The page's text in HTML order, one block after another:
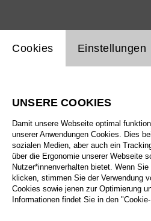
Einstellung Website Cookie
Cookies Einstellungen
UNSERE COOKIES
Damit unsere Webseite optimal
unserer Anwendungen Cookies. Dies
sozialen Medien, aber auch ein
über die Ergonomie unserer Webseite
Nutzer*innenverhalten bietet. Wenn
klicken, stimmen Sie der Verwendung
Cookies sowie jenen zur Optimierung
Informationen findet Sie in den